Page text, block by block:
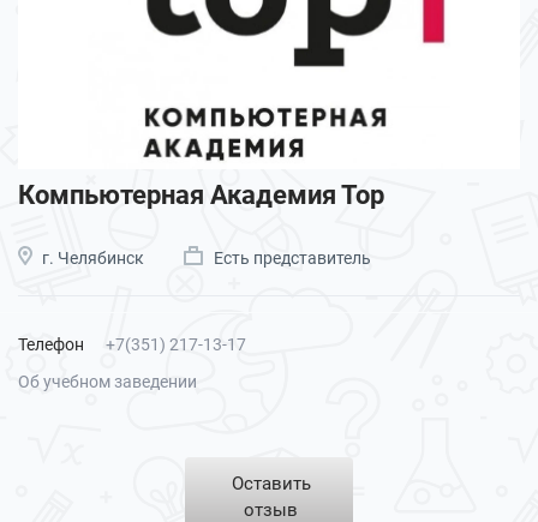
Компьютерная Академия Тор
г. Челябинск Есть представитель
Телефон
+7(351) 217-13-17
Об учебном заведении
Оставить
отзыв